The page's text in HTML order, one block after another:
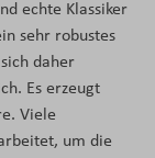
echte Klassiker
sehr robustes
daher
Es erzeugt
Viele
um die